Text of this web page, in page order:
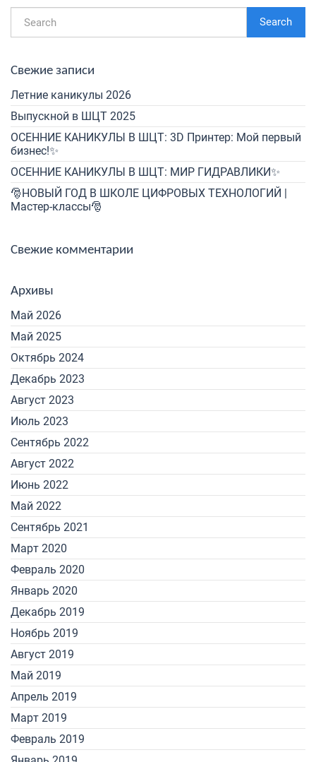
Search
Свежие записи
Летние каникулы 2026
Выпускной в ШЦТ 2025
ОСЕННИЕ КАНИКУЛЫ В ШЦТ: 3D Принтер: Мой первый
бизнес!✨
ОСЕННИЕ КАНИКУЛЫ В ШЦТ: МИР ГИДРАВЛИКИ✨
🎅НОВЫЙ ГОД В ШКОЛЕ ЦИФРОВЫХ ТЕХНОЛОГИЙ |
Мастер-классы🎅
Свежие комментарии
Архивы
Май 2026
Май 2025
Октябрь 2024
Декабрь 2023
Август 2023
Июль 2023
Сентябрь 2022
Август 2022
Июнь 2022
Май 2022
Сентябрь 2021
Март 2020
Февраль 2020
Январь 2020
Декабрь 2019
Ноябрь 2019
Август 2019
Май 2019
Апрель 2019
Март 2019
Февраль 2019